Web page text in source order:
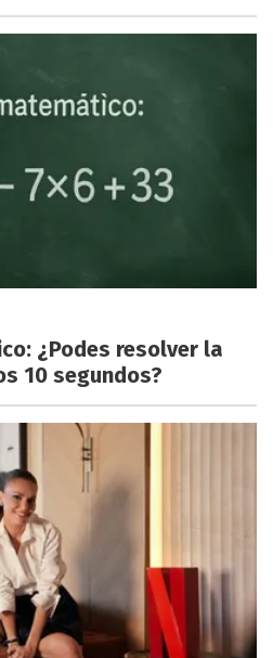
¿Podes resolver la
10 segundos?